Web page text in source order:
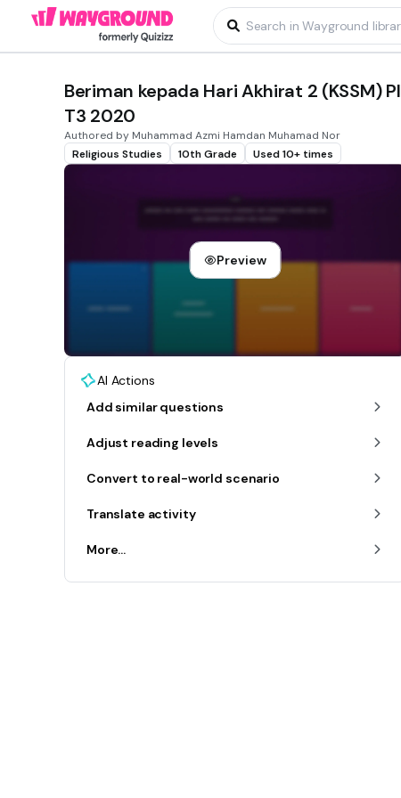
Beriman kepada Hari Akhirat 2 (KSSM) PI
T3 2020
Authored by Muhammad Azmi Hamdan Muhamad Nor
Religious Studies
10th Grade Used 10+ times
Preview
AI Actions
Add similar questions
Adjust reading levels
Convert to real-world scenario
Translate activity
More...